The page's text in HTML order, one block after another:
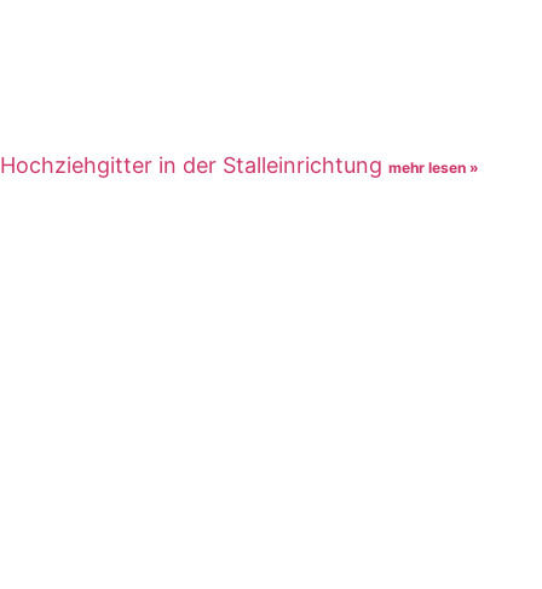
Hochziehgitter in der Stalleinrichtung mehr lesen »